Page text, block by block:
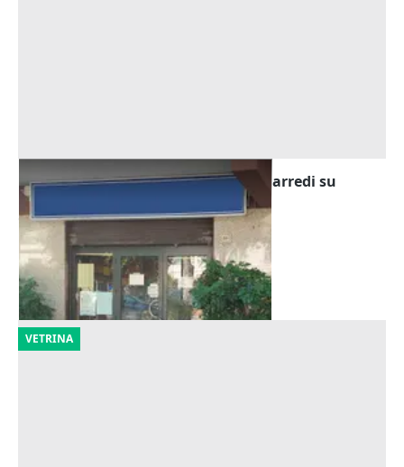
Asta Negozio con celle frigorifere e arredi su
misura
Formia (Latina)
Offerta minima
171.000 €
11/09/2026
VETRINA